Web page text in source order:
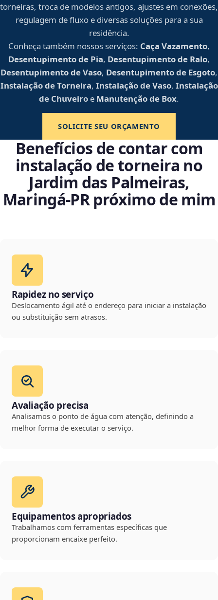
torneiras, troca de modelos antigos, ajustes em conexões,
regulagem de fluxo e diversas soluções para a sua
residência.
Conheça também nossos serviços: Caça Vazamento,
Desentupimento de Pia, Desentupimento de Ralo,
Desentupimento de Vaso, Desentupimento de Esgoto,
Instalação de Torneira, Instalação de Vaso, Instalação
de Chuveiro e Manutenção de Box.
SOLICITE SEU ORÇAMENTO
Benefícios de contar com
instalação de torneira no
Jardim das Palmeiras,
Maringá‑PR próximo de mim
Rapidez no serviço
Deslocamento ágil até o endereço para iniciar a instalação
ou substituição sem atrasos.
Avaliação precisa
Analisamos o ponto de água com atenção, definindo a
melhor forma de executar o serviço.
Equipamentos apropriados
Trabalhamos com ferramentas específicas que
proporcionam encaixe perfeito.